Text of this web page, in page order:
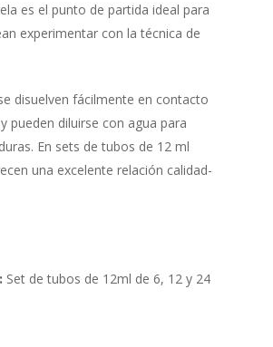
es el punto de partida ideal para
experimentar con la técnica de
disuelven fácilmente en contacto
pueden diluirse con agua para
En sets de tubos de 12 ml
una excelente relación calidad-
Set de tubos de 12ml de 6, 12 y 24